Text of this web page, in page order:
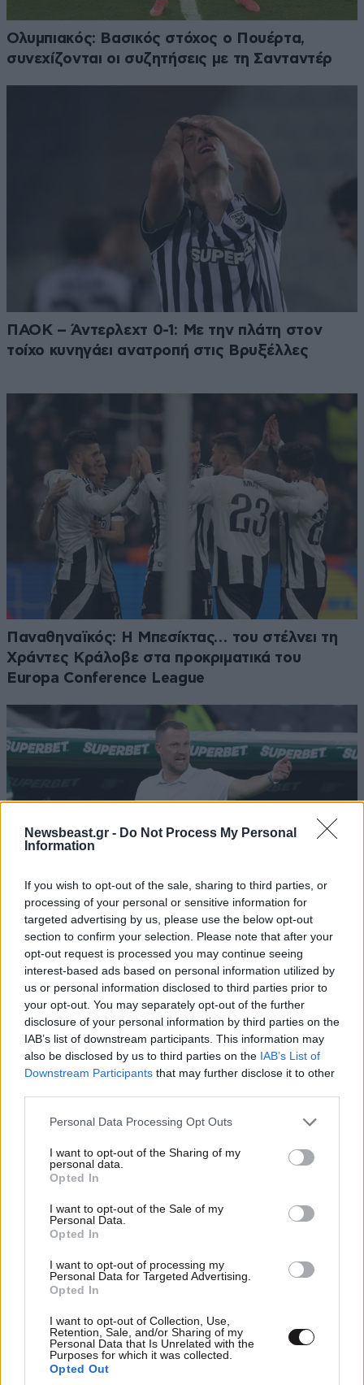
Newsbeast.gr - Do Not Process My Personal
Information
If you wish to opt-out of the sale, sharing to third parties, or
processing of your personal or sensitive information for
targeted advertising by us, please use the below opt-out
section to confirm your selection. Please note that after your
opt-out request is processed you may continue seeing
interest-based ads based on personal information utilized by
us or personal information disclosed to third parties prior to
your opt-out. You may separately opt-out of the further
disclosure of your personal information by third parties on the
IAB’s list of downstream participants. This information may
also be disclosed by us to third parties on the IAB’s List of
Downstream Participants that may further disclose it to other
Please note that this website/app uses one or more Google
not limited to your visit or usage behaviour. You may click to
grant or deny consent to Google and its third-party tags to
use your data for below specified purposes in below Google
consent section.
Personal Data Processing Opt Outs
I want to opt-out of the Sharing of my
personal data.
Opted In
I want to opt-out of the Sale of my
Personal Data.
Opted In
I want to opt-out of processing my
Personal Data for Targeted Advertising.
Opted In
I want to opt-out of Collection, Use,
Retention, Sale, and/or Sharing of my
Personal Data that Is Unrelated with the
Purposes for which it was collected.
Opted Out
Ολυμπιακός: Βασικός στόχος ο Πουέρτα,
συνεχίζονται οι συζητήσεις με τη Σανταντέρ
ΠΑΟΚ – Άντερλεχτ 0-1: Με την πλάτη στον
τοίχο κυνηγάει ανατροπή στις Βρυξέλλες
Παναθηναϊκός: Η Μπεσίκτας… του στέλνει τη
Χράντες Κράλοβε στα προκριματικά του
Europa Conference League
Τζογάρει ο Νίστρουπ, άλλο Κοπεγχάγη κι άλλο
Παναθηναϊκός – Αδικεί Έλληνα άσο!
Ακολουθήστε τοNEWSBEASTστοGoogle News